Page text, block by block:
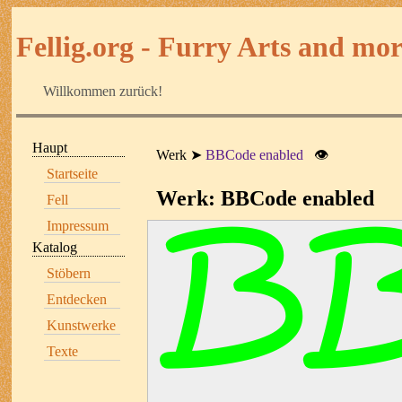
Fellig.org - Furry Arts and
Willkommen zurück!
Haupt
Startseite
Fell
Impressum
Katalog
Stöbern
Entdecken
Kunstwerke
Texte
Werk BBCode enabled 👁
Werk: BBCode enabled